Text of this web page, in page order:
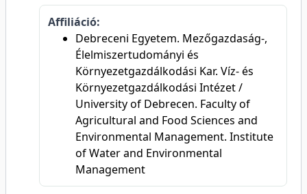
Affiliáció:
Debreceni Egyetem. Mezőgazdaság-,
Élelmiszertudományi és
Környezetgazdálkodási Kar. Víz- és
Környezetgazdálkodási Intézet /
University of Debrecen. Faculty of
Agricultural and Food Sciences and
Environmental Management. Institute
of Water and Environmental
Management